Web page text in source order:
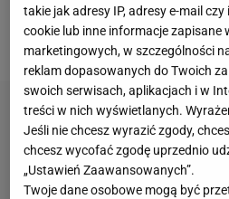
nie mogła trwać jednak zbyt
Barcelonę czeka następny
takie jak adresy IP, adresy e-mail
cookie lub inne informacje zapisane
marketingowych, w szczególności
reklam dopasowanych do Twoich
swoich serwisach, aplikacjach i w
treści w nich wyświetlanych.
Jeśli nie chcesz wyrazić zgody,
chcesz wycofać zgodę uprzednio
„Ustawień Zaawansowanych”.
Twoje dane osobowe mogą być